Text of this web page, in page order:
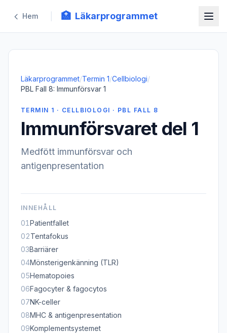
Hem 🏥 Läkarprogrammet
Läkarprogrammet/Termin 1/Cellbiologi/
PBL Fall 8: Immunförsvar 1
TERMIN 1 · CELLBIOLOGI · PBL FALL 8
Immunförsvaret del 1
Medfött immunförsvar och
antigenpresentation
INNEHÅLL
01 Patientfallet
02Tentafokus
03Barriärer
04Mönsterigenkänning (TLR)
05Hematopoies
06Fagocyter & fagocytos
07NK-celler
08MHC & antigenpresentation
09Komplementsystemet